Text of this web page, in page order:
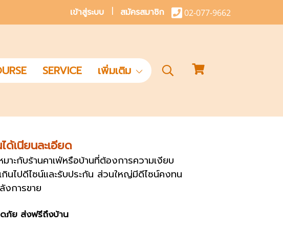
เข้าสู่ระบบ สมัครสมาชิก 02-077-9662
SERVICE เพิ่มเติม
เนียนละเอียด
มาะกับร้านคาเฟ่หรือบ้านที่ต้องการความเงียบ
นไปดีไซน์และรับประกัน ส่วนใหญ่มีดีไซน์คงทน
งการขาย
ดภัย ส่งฟรีถึงบ้าน